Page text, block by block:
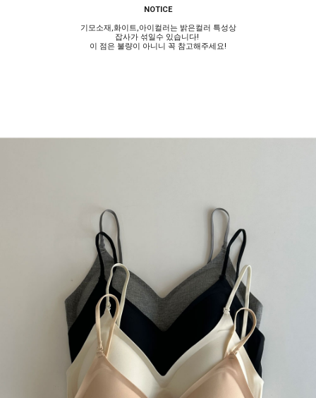
NOTICE
기모소재,화이트,아이컬러는 밝은컬러 특성상
잡사가 섞일수 있습니다!
이 점은 불량이 아니니 꼭 참고해주세요!